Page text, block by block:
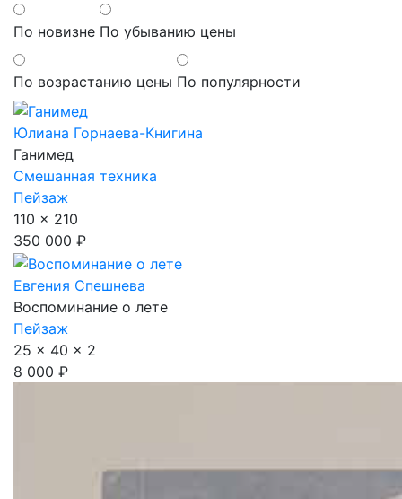
По новизне По убыванию цены
По возрастанию цены По популярности
Юлиана Горнаева-Книгина
Ганимед
Смешанная техника
Пейзаж
110 x 210
350 000 ₽
Евгения Спешнева
Воспоминание о лете
Пейзаж
25 x 40 x 2
8 000 ₽